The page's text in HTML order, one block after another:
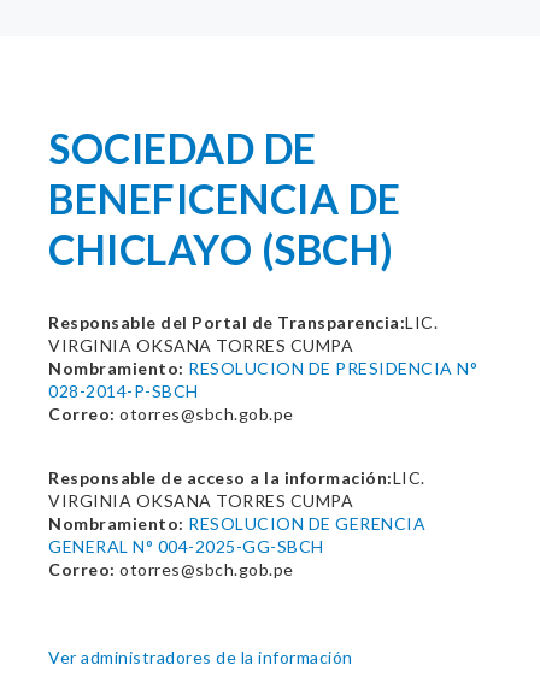
SOCIEDAD DE
BENEFICENCIA DE
CHICLAYO (SBCH)
Responsable del Portal de Transparencia:LIC.
VIRGINIA OKSANA TORRES CUMPA
Nombramiento: RESOLUCION DE PRESIDENCIA N°
028-2014-P-SBCH
Correo: otorres@sbch.gob.pe
Responsable de acceso a la información:LIC.
VIRGINIA OKSANA TORRES CUMPA
Nombramiento: RESOLUCION DE GERENCIA
GENERAL N° 004-2025-GG-SBCH
Correo: otorres@sbch.gob.pe
Ver administradores de la información